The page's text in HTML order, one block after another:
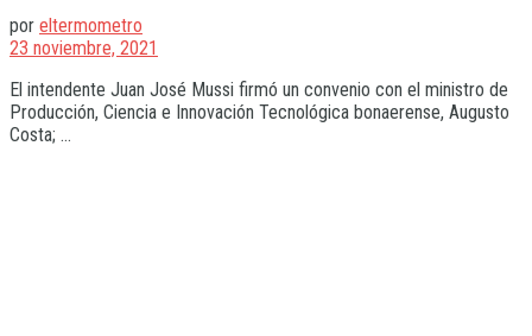
por eltermometro
23 noviembre, 2021
El intendente Juan José Mussi firmó un convenio con el ministro de
Producción, Ciencia e Innovación Tecnológica bonaerense, Augusto
Costa; ...